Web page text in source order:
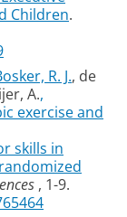
Children.
R. J., de
A.,
exercise and
skills in
, 1-9.